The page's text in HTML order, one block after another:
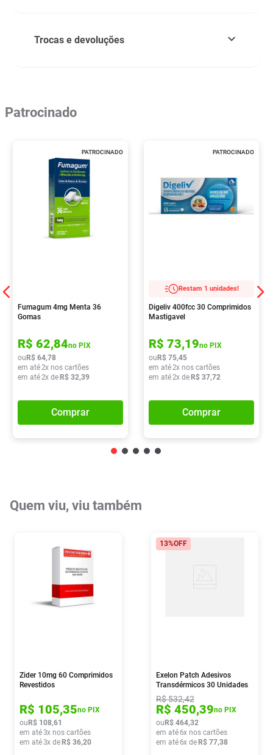
Trocas e devoluções
Patrocinado
PATROCINADO
Fumagum 4mg Menta 36
Gomas
R$ 62,84no PIX
ou R$ 64,78
em até2x nos cartões
em até2x de R$ 32,39
Comprar
PATROCINADO
Restam 1 unidades!
Digeliv 400fcc 30 Comprimidos
Mastigavel
R$ 73,19no PIX
ou R$ 75,45
em até2x nos cartões
em até2x de R$ 37,72
Comprar
Quem viu, viu também
Zider 10mg 60 Comprimidos
Revestidos
R$ 105,35no PIX
ou R$ 108,61
em até3x nos cartões
em até3x de R$ 36,20
13%OFF
Exelon Patch Adesivos
Transdérmicos 30 Unidades
18mg
R$532,42
R$ 450,39no PIX
ou R$ 464,32
em até6x nos cartões
em até6x de R$ 77,38